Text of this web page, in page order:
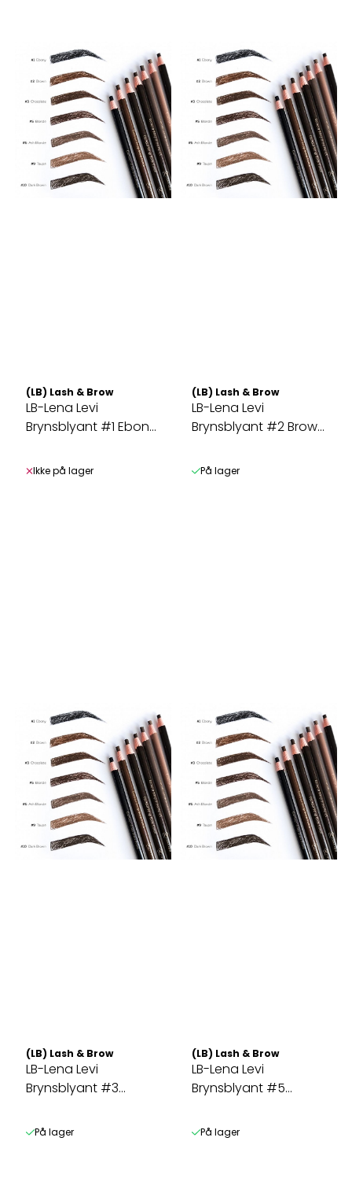
(LB) Lash & Brow
LB-Lena Levi
Brynsblyant #1 Ebony
Ikke på lager
(LB) Lash & Brow
LB-Lena Levi
Brynsblyant #2 Brown
På lager
(LB) Lash & Brow
LB-Lena Levi
Brynsblyant #3
På lager
(LB) Lash & Brow
LB-Lena Levi
Brynsblyant #5
På lager